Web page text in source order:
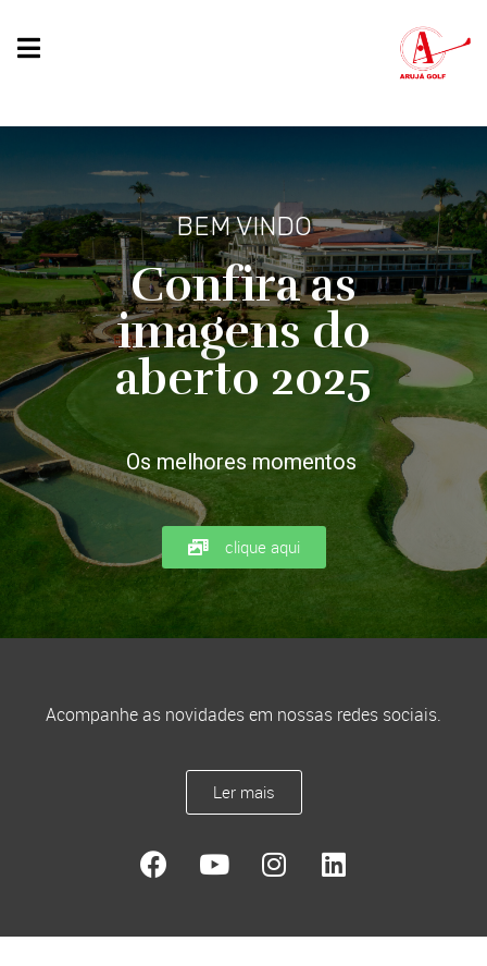
BEM VINDO
Confira as
imagens do
aberto 2025
Os melhores momentos
clique aqui
Acompanhe as novidades em nossas redes sociais.
Ler mais